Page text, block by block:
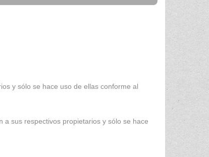
y sólo se hace uso de ellas conforme al
a sus respectivos propietarios y sólo se hace